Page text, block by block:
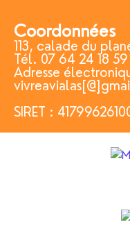
Coordonnées
113, calade du
Tél. 07 64 24 18 59
Adresse
SIRET :